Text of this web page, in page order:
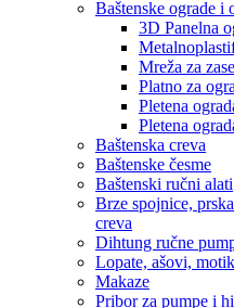
Baštenske ograde i
3D Panelna
Mreža za
Platno za
Pletena
Pletena
Baštenska creva
Baštenske česme
Baštenski ručni alati
Brze spojnice,
creva
Dihtung ručne
Lopate, ašovi,
Makaze
Pribor za pumpe i